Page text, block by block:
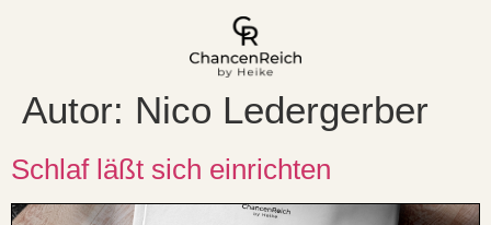
Autor: Nico Ledergerber
Schlaf läßt sich einrichten